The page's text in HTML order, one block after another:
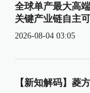
全球单产最大高
关键产业链自主
2026-08-04 03:05
【新知解码】菱